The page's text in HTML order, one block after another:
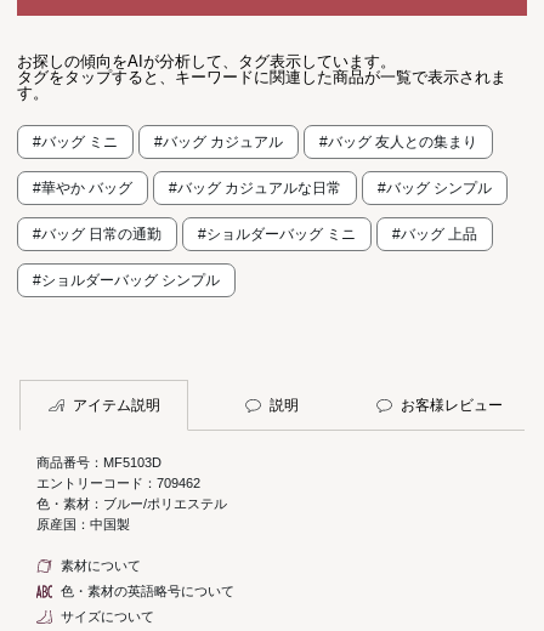
お探しの傾向をAIが分析して、タグ表示しています。
タグをタップすると、キーワードに関連した商品が一覧で表示されま
す。
#バッグ ミニ #バッグ カジュアル #バッグ 友人との集まり
#華やか バッグ #バッグ カジュアルな日常 #バッグ シンプル
#バッグ 日常の通勤 #ショルダーバッグ ミニ #バッグ 上品
#ショルダーバッグ シンプル
アイテム説明 説明 お客様レビュー
商品番号：MF5103D
エントリーコード：709462
色・素材：ブルー/ポリエステル
原産国：中国製
素材について
色・素材の英語略号について
サイズについて